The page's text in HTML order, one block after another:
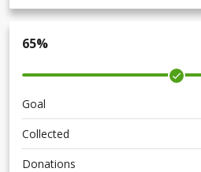
65%
Goal
Collected
Donations